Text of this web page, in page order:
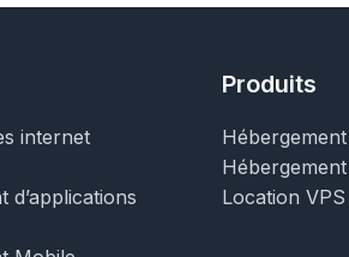
internet
d’applications
Produits
Location VPS